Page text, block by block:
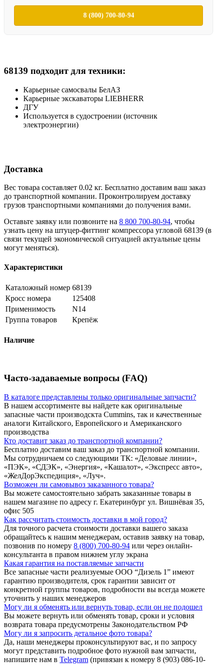
8 (800) 700-80-94
68139 подходит для техники:
Карьерные самосвалы БелАЗ
Карьерные экскаваторы LIEBHERR
ДГУ
Используется в судостроении (источник
электроэнергии)
Доставка
Вес товара составляет 0.02 кг. Бесплатно доставим ваш заказ
до транспортной компании. Проконтролируем доставку
грузов транспортными компаниями до получения вами.
Оставьте заявку или позвоните на 8 800 700-80-94, чтобы
узнать цену на штуцер-фиттинг компрессора угловой 68139 (в
связи текущей экономической ситуацией актуальные цены
могут меняться).
Характеристики
Каталожный номер 68139
Кросс номера
125408
Применимость
N14
Группа товаров
Крепёж
Наличие
Часто-задаваемые вопросы (FAQ)
В каталоге представлены только оригинальные запчасти?
В нашем ассортименте вы найдете как оригинальные
запасные части производскта Cummins, так и качественные
аналоги Китайского, Европейского и Американского
производства
Кто доставит заказ до транспортной компании?
Бесплатно доставим ваш заказ до транспортной компании.
Мы сотрудничаем со следующими ТК: «Деловые линии»,
«ПЭК», «СДЭК», «Энергия», «Кашалот», «Экспресс авто»,
«ЖелДорЭкспедиция», «Луч».
Возможен ли самовывоз заказанного товара?
Вы можете самостоятельно забрать заказанные товары в
нашем магазине по адресу г. Екатеринбург ул. Вишнёвая 35,
офис 505
Как рассчитать стоимость доставки в мой город?
Для точного расчета стоимости доставки вашего заказа
обращайтесь к нашим менеджерам, оставив заявку на товар,
позвонив по номеру 8 (800) 700-80-94 или через онлайн-
консультанта в правом нижнем углу экрана
Какая гарантия на поставляемые запчасти
Все запасные части реализуемые ООО “Дизель 1” имеют
гарантию производителя, срок гарантии зависит от
конкретной группы товаров, подробности вы всегда можете
уточнить у наших менеджеров
Могу ли я обменять или вернуть товар, если он не подошел
Вы можете вернуть или обменять товар, сроки и условия
возврата товара предусмотрены Законодательством РФ
Могу ли я запросить детальное фото товара?
Да, наши менеджеры проконсультируют вас, и по запросу
могут представить подробное фото нужной вам запчасти,
напишите нам в Telegram (привязан к номеру 8 (903) 086-10-